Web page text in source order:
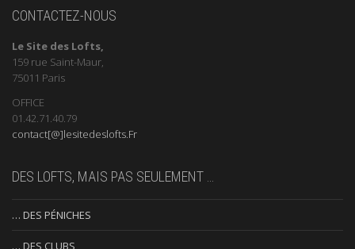
CONTACTEZ-NOUS
Le Site des Lofts,
159 rue Saint-Maur,
75011 Paris
OFFICE
01.42.71.40.79
contact[@]lesitedeslofts.Fr
DES LOFTS, MAIS PAS SEULEMENT …
… DES PÉNICHES
… DES CLUBS